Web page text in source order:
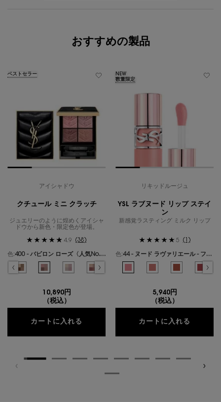
おすすめの製品
ベストセラー
アイシャドウ
クチュール ミニ クラッチ
ジュエリーのように煌めくアイシャ
ドウから新色・限定色が登場。
4.9 (38)
色:
400 - バビロン ローズ〈人気No.1〉
色を選択してください
{1} の場合
のカラー クチュール ミニ クラッチ、1/19
ズ ドリーム のカラー クチュール ミニ クラッチ、2/19
択済み
- カスバ スパイシーズ のカラー クチュール ミニ クラッチ、3/19
選択済み
310 - エキゾチック ミラージュ のカラー クチュール ミニ クラッチ、4/19
400 - バビロン ローズ〈人気No.1〉 のカラー クチュール ミニ ク
選択済み
410 - フォービドゥン ウィスパー のカラー クチュール
選択済み
500 - メディナ グロウ のカラー クチュール ミ
600 - スポンティーニ リリー のカラ
700 - オーバー ノアール の
710 - オーバー ブ
選択済み
720 - キャ
10,890円
（税込）
カートに入れる クチュール ミニ クラッチ
NEW
数量限定
リキッドルージュ
YSL ラブヌード リップ ステイ
ン
新感覚ラスティング ミルク リップ
5 (1)
色:
44 - ヌード ラヴァリエール - フレンチモードなミルキーピンク -
色を選択してください
{1} の場合
44 - ヌード ラヴァリエール - フ
1 - アンドレスド ピンク
610 - ヌード チ
選択済
530 -
5,940円
（税込）
カートに入れる